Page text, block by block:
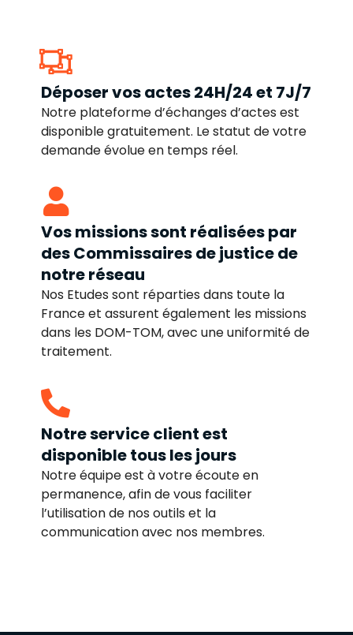
Déposer vos actes 24H/24 et 7J/7
Notre plateforme d’échanges d’actes est
disponible gratuitement. Le statut de votre
demande évolue en temps réel.
Vos missions sont réalisées par
des Commissaires de justice de
notre réseau
Nos Etudes sont réparties dans toute la
France et assurent également les missions
dans les DOM-TOM, avec une uniformité de
traitement.
Notre service client est
disponible tous les jours
Notre équipe est à votre écoute en
permanence, afin de vous faciliter
l’utilisation de nos outils et la
communication avec nos membres.